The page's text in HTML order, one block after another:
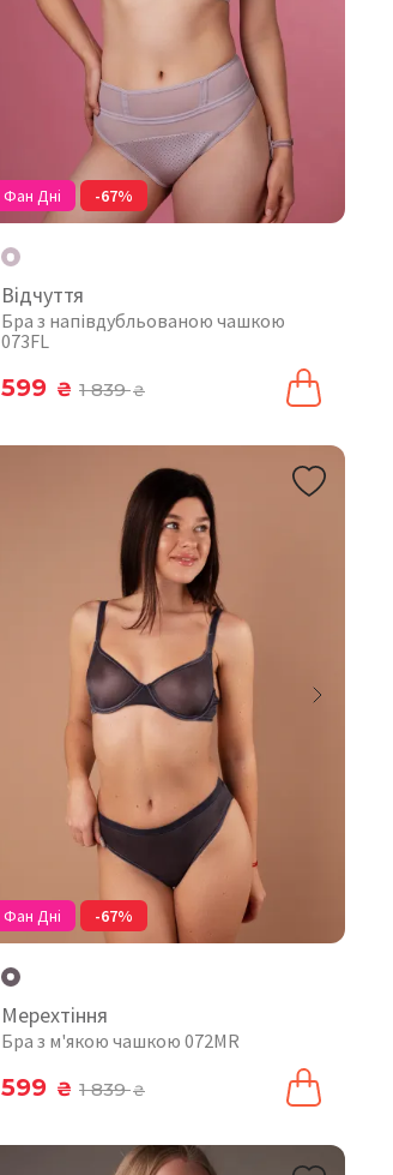
Фан Дні -67%
Відчуття
Бра з напівдубльованою чашкою
073FL
599 ₴ 1 839₴
Фан Дні -67%
Мерехтіння
Бра з м'якою чашкою 072MR
599 ₴ 1 839₴